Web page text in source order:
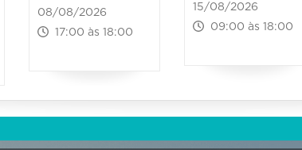
08/08/2026
17:00 às 18:00
15/08/2026
09:00 às 18:00